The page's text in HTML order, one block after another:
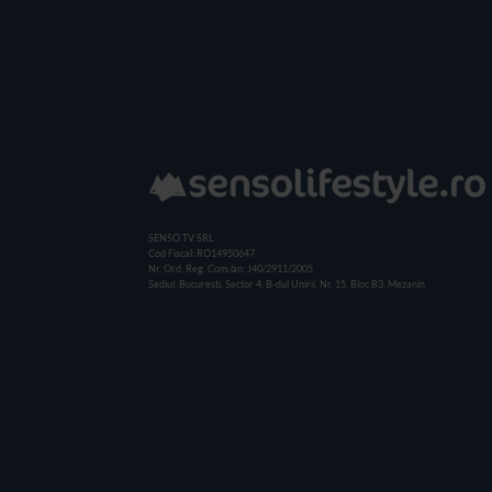
SENSO TV SRL
Cod Fiscal: RO14950647
Nr. Ord. Reg. Com./an: J40/2911/2005
Sediul: Bucuresti, Sector 4, B-dul Unirii, Nr. 15, Bloc B3, Mezanin